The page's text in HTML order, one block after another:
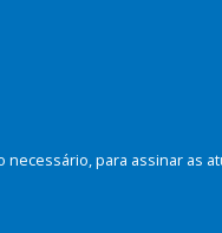
para assinar as